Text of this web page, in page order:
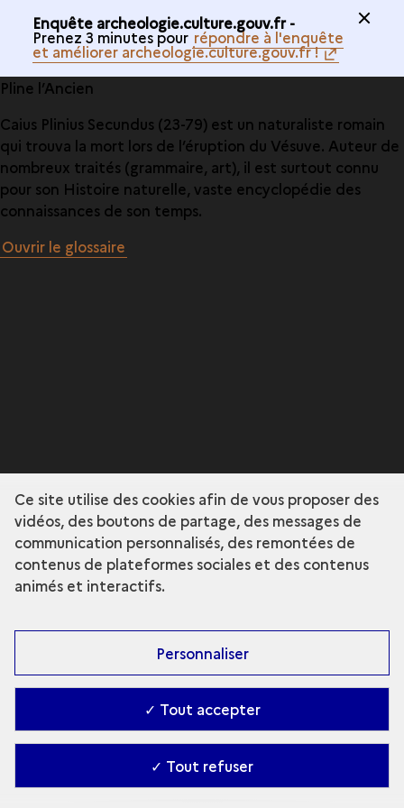
Enquête archeologie.culture.gouv.fr -
Prenez 3 minutes pour répondre à l'enquête
et améliorer archeologie.culture.gouv.fr !
Pline l’Ancien
Caius Plinius Secundus (23-79) est un naturaliste romain
qui trouva la mort lors de l’éruption du Vésuve. Auteur de
nombreux traités (grammaire, art), il est surtout connu
pour son Histoire naturelle, vaste encyclopédie des
connaissances de son temps.
Ouvrir le glossaire
Ce site utilise des cookies afin de vous proposer des
vidéos, des boutons de partage, des messages de
communication personnalisés, des remontées de
contenus de plateformes sociales et des contenus
animés et interactifs.
Personnaliser
✓ Tout accepter
✓ Tout refuser